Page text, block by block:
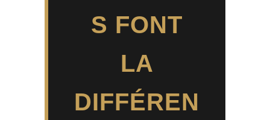
S FONT
LA
DIFFÉREN